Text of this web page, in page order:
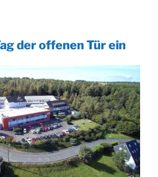
Bielstein“
der offenen Tür ein